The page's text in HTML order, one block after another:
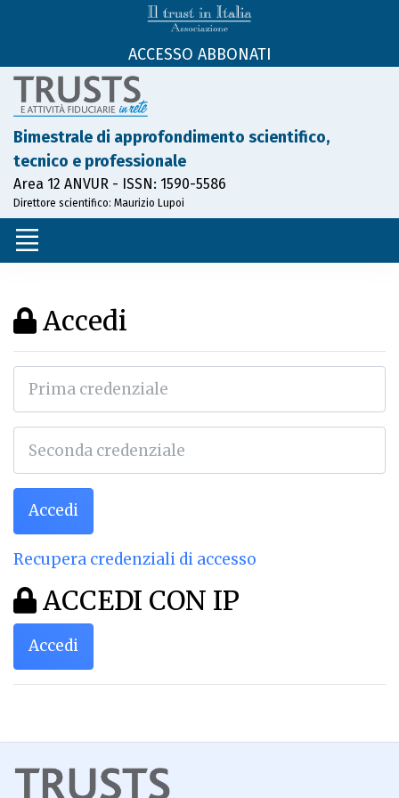
ACCESSO ABBONATI
Bimestrale di approfondimento scientifico,
tecnico e professionale
Area 12 ANVUR - ISSN: 1590-5586
Direttore scientifico: Maurizio Lupoi
Accedi
Accedi
Recupera credenziali di accesso
ACCEDI CON IP
Accedi